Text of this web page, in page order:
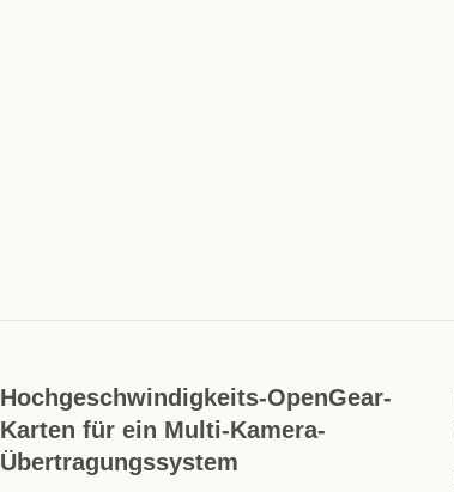
Hochgeschwindigkeits-OpenGear-
Karten für ein Multi-Kamera-
Übertragungssystem